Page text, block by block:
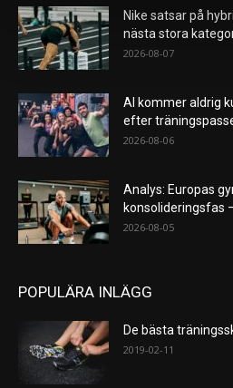
Nike satsar på
nästa stora
2026-08-07
AI kommer aldrig
efter
2026-08-06
Analys: Europas
konsolideringsfas
2026-08-05
POPULÄRA INLÄGG
De bästa
2019-02-11